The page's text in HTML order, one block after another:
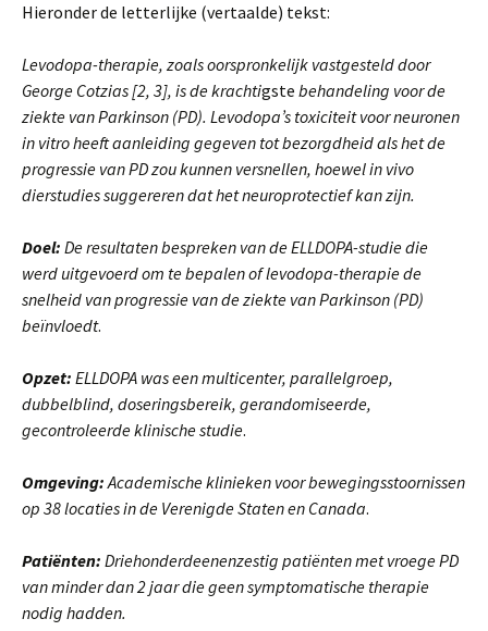
Hieronder de letterlijke (vertaalde) tekst:
Levodopa-therapie, zoals oorspronkelijk vastgesteld door
George Cotzias [2, 3], is de krachtigste behandeling voor de
ziekte van Parkinson (PD). Levodopa’s toxiciteit voor neuronen
in vitro heeft aanleiding gegeven tot bezorgdheid als het de
progressie van PD zou kunnen versnellen, hoewel in vivo
dierstudies suggereren dat het neuroprotectief kan zijn.
Doel: De resultaten bespreken van de ELLDOPA-studie die
werd uitgevoerd om te bepalen of levodopa-therapie de
snelheid van progressie van de ziekte van Parkinson (PD)
beïnvloedt.
Opzet: ELLDOPA was een multicenter, parallelgroep,
dubbelblind, doseringsbereik, gerandomiseerde,
gecontroleerde klinische studie.
Omgeving:Academische klinieken voor bewegingsstoornissen
op 38 locaties in de Verenigde Staten en Canada.
Patiënten: Driehonderdeenenzestig patiënten met vroege PD
van minder dan 2 jaar die geen symptomatische therapie
nodig hadden.